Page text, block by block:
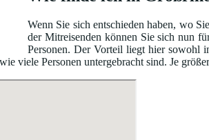
Wenn Sie sich entschieden haben, wo
der Mitreisenden können Sie sich nun
Personen. Der Vorteil liegt hier sowohl
viele Personen untergebracht sind. Je